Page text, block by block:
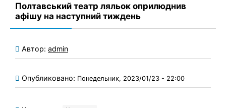
Полтавський театр ляльок оприлюднив
афішу на наступний тиждень
Автор: admin
Опубликовано: Понедельник, 2023/01/23 - 22:00